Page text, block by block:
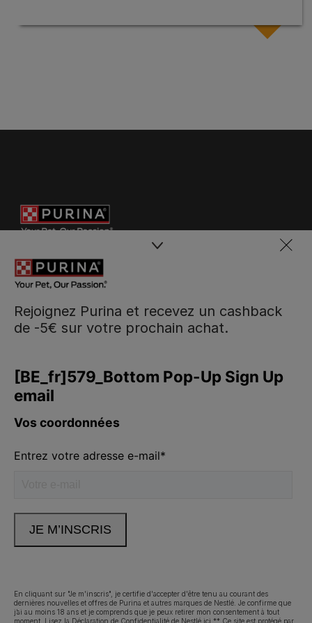
Rejoignez Purina et recevez un cashback
de -5€ sur votre prochain achat.
En cliquant sur "Je m'inscris", je certifie d'accepter d'être tenu au courant des
dernières nouvelles et offres de Purina et autres marques de Nestlé. Je confirme que
j’ai au moins 18 ans et je comprends que je peux retirer mon consentement à tout
moment. Lisez la Déclaration de Confidentialité de Nestlé ici.** Ce site est protégé par
Purina
Appelez-nous:
Déclaration d'accessibilité Conditions d’utilisation